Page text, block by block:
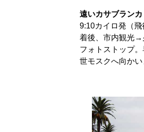
遠いカサブランカ
9:10カイロ発（飛
着後、市内観光→
フォトストップ
世モスクへ向かい